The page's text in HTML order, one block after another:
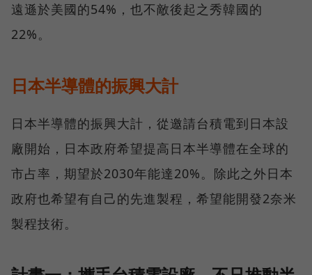
遠遜於美國的54%，也不敵後起之秀韓國的
22%。
日本半導體的振興大計
日本半導體的振興大計，從邀請台積電到日本設
廠開始，日本政府希望提高日本半導體在全球的
市占率，期望於2030年能達20%。除此之外日本
政府也希望有自己的先進製程，希望能開發2奈米
製程技術。